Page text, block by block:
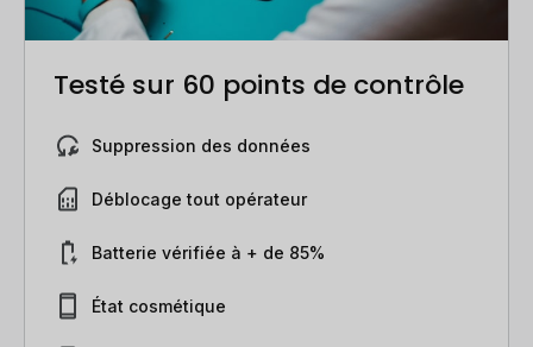
Testé sur 60 points de contrôle
Suppression des données
Déblocage tout opérateur
Batterie vérifiée à + de 85%
État cosmétique